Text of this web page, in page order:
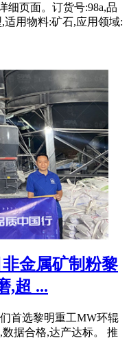
细页面。订货号:98a,品
适用物料:矿石,应用领域:
金属矿制粉黎
,超 ...
首选黎明重工MW环辊
据合格,达产达标。 推